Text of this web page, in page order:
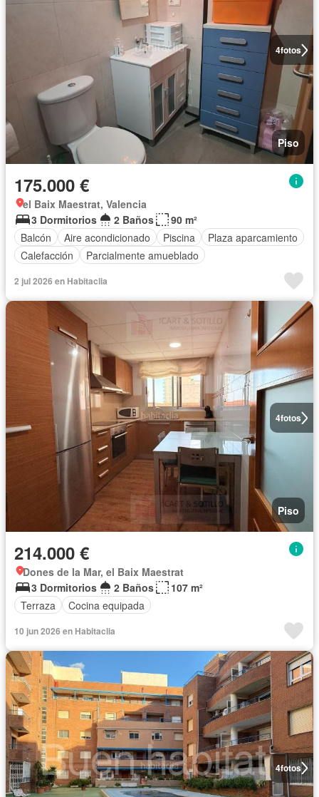
4fotos
Piso
175.000 €
el Baix Maestrat, Valencia
3 Dormitorios
2 Baños
90 m²
Balcón
Aire acondicionado Piscina
Plaza aparcamiento
Calefacción
Parcialmente amueblado
2 jul 2026 en Habitaclia
4fotos
Piso
214.000 €
Dones de la Mar, el Baix Maestrat
3 Dormitorios
2 Baños
107 m²
Terraza
Cocina equipada
10 jun 2026 en Habitaclia
4fotos